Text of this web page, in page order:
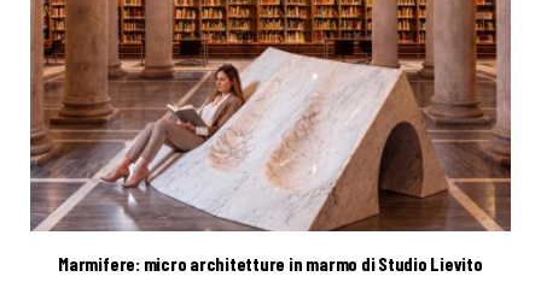
Marmifere: micro architetture in marmo di Studio Lievito